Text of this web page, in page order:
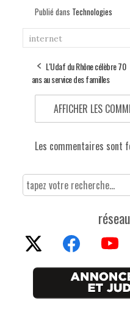
Publié dans Technologies
internet
L'Udaf du Rhône célèbre 70
ans au service des familles
AFFICHER LES
Les commentaires sont